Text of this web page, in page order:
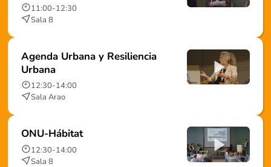
11:00-12:30
Sala 8
Agenda Urbana y Resiliencia
Urbana
12:30-14:00
Sala Arao
ONU-Hábitat
12:30-14:00
Sala 8